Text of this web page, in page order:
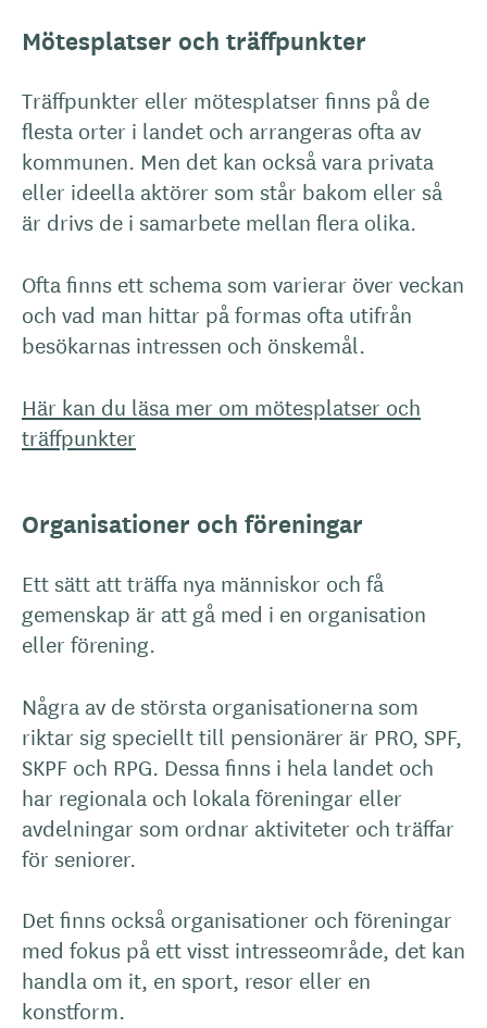
Mötesplatser och träffpunkter
Träffpunkter eller mötesplatser finns på de
flesta orter i landet och arrangeras ofta av
kommunen. Men det kan också vara privata
eller ideella aktörer som står bakom eller så
är drivs de i samarbete mellan flera olika.
Ofta finns ett schema som varierar över veckan
och vad man hittar på formas ofta utifrån
besökarnas intressen och önskemål.
Här kan du läsa mer om mötesplatser och
träffpunkter
Organisationer och föreningar
Ett sätt att träffa nya människor och få
gemenskap är att gå med i en organisation
eller förening.
Några av de största organisationerna som
riktar sig speciellt till pensionärer är PRO, SPF,
SKPF och RPG. Dessa finns i hela landet och
har regionala och lokala föreningar eller
avdelningar som ordnar aktiviteter och träffar
för seniorer.
Det finns också organisationer och föreningar
med fokus på ett visst intresseområde, det kan
handla om it, en sport, resor eller en
konstform.